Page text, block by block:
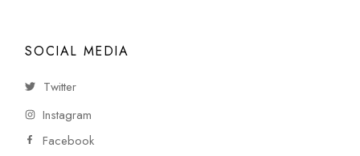
SOCIAL MEDIA
Twitter
Instagram
Facebook